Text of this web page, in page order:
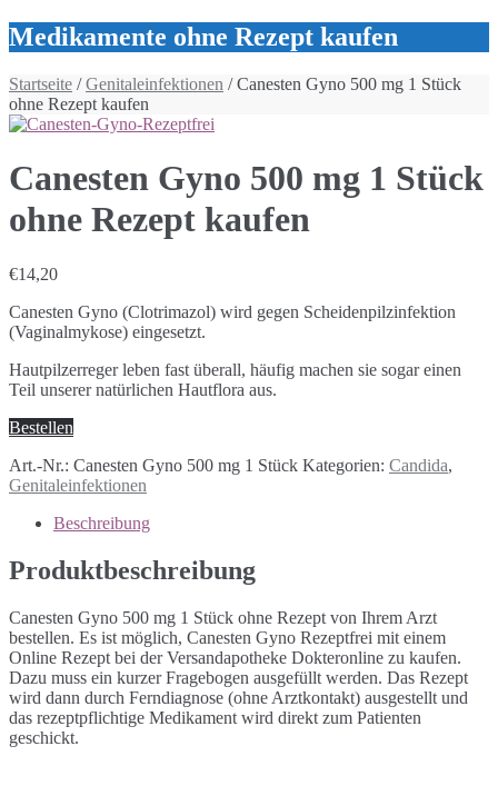
Medikamente ohne Rezept kaufen
Startseite /Genitaleinfektionen / Canesten Gyno 500 mg 1 Stück
ohne Rezept kaufen
Canesten Gyno 500 mg 1 Stück
ohne Rezept kaufen
€14,20
Canesten Gyno (Clotrimazol) wird gegen Scheidenpilzinfektion
(Vaginalmykose) eingesetzt.
Hautpilzerreger leben fast überall, häufig machen sie sogar einen
Teil unserer natürlichen Hautflora aus.
Bestellen
Art.-Nr.: Canesten Gyno 500 mg 1 Stück Kategorien: Candida,
Genitaleinfektionen
Beschreibung
Produktbeschreibung
Canesten Gyno 500 mg 1 Stück ohne Rezept von Ihrem Arzt
bestellen. Es ist möglich, Canesten Gyno Rezeptfrei mit einem
Online Rezept bei der Versandapotheke Dokteronline zu kaufen.
Dazu muss ein kurzer Fragebogen ausgefüllt werden. Das Rezept
wird dann durch Ferndiagnose (ohne Arztkontakt) ausgestellt und
das rezeptpflichtige Medikament wird direkt zum Patienten
geschickt.